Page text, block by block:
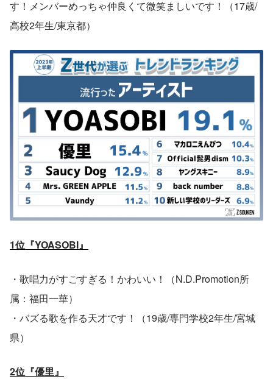
す！メンバーめっちゃ仲良くて微笑ましいです！（17歳/
高校2年生/東京都）
1位『YOASOBI』
・歌唱力がすごすぎる！かわいい！（N.D.Promotion所
属：福田一華）
・バズる歌を作る天才です！（19歳/専門学校2年生/宮城
県）
2位『優里』